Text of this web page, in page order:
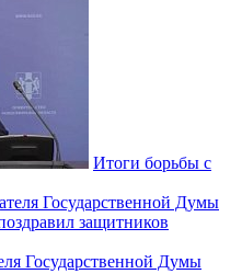
Итоги борьбы с
Государственной Думы